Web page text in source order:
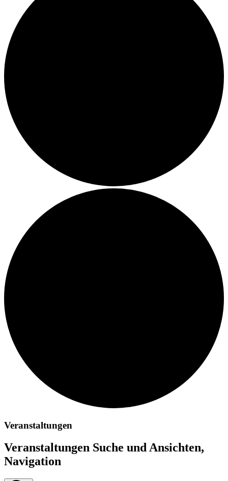
Veranstaltungen
Veranstaltungen Suche und Ansichten,
Navigation